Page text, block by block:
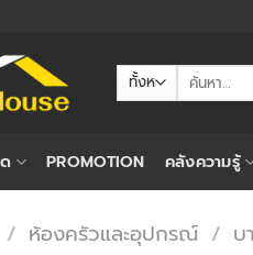
ค้นหา:
PROMOTION คลังความรู้
/ ห้องครัวและอุปกรณ์ / บ